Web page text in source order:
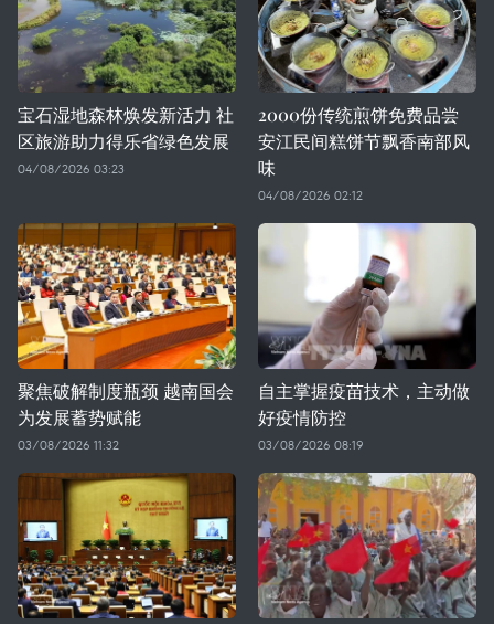
宝石湿地森林焕发新活力 社
区旅游助力得乐省绿色发展
04/08/2026 03:23
2000份传统煎饼免费品尝
安江民间糕饼节飘香南部风
味
04/08/2026 02:12
聚焦破解制度瓶颈 越南国会
为发展蓄势赋能
03/08/2026 11:32
自主掌握疫苗技术，主动做
好疫情防控
03/08/2026 08:19